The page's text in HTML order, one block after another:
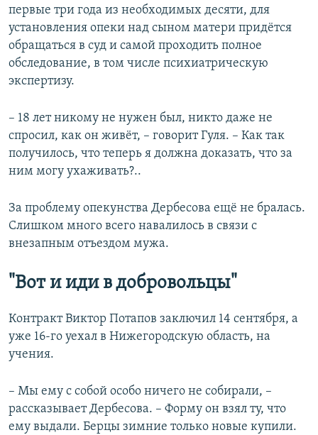
первые три года из необходимых десяти, для
установления опеки над сыном матери придётся
обращаться в суд и самой проходить полное
обследование, в том числе психиатрическую
экспертизу.
– 18 лет никому не нужен был, никто даже не
спросил, как он живёт, – говорит Гуля. – Как так
получилось, что теперь я должна доказать, что за
ним могу ухаживать?..
За проблему опекунства Дербесова ещё не бралась.
Слишком много всего навалилось в связи с
внезапным отъездом мужа.
"Вот и иди в добровольцы"
Контракт Виктор Потапов заключил 14 сентября, а
уже 16-го уехал в Нижегородскую область, на
учения.
– Мы ему с собой особо ничего не собирали, –
рассказывает Дербесова. – Форму он взял ту, что
ему выдали. Берцы зимние только новые купили.